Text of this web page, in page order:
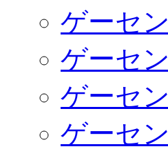
ゲーセ
ゲーセ
ゲーセ
ゲーセ